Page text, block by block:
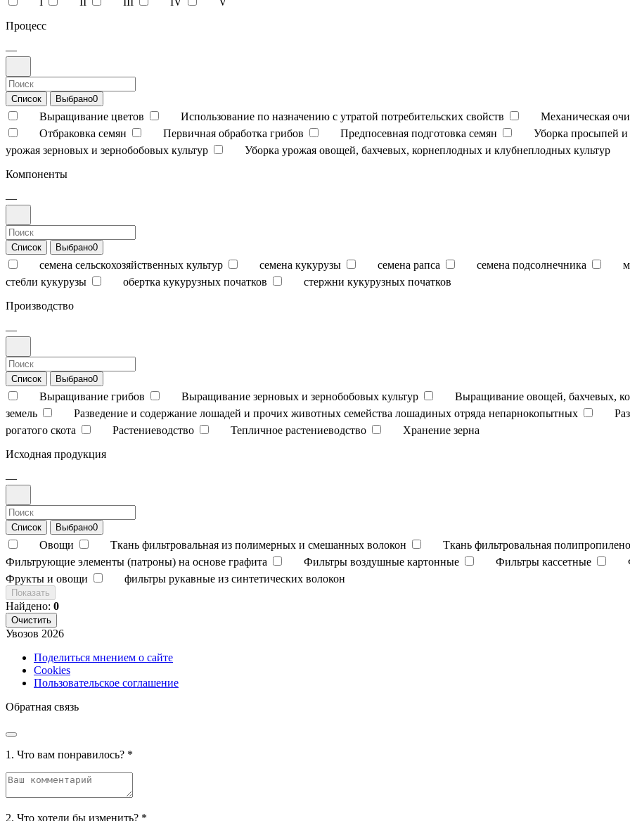
Процесс
—
Список Выбрано0
Выращивание цветов Использование по назначению с утратой потребительских свойств Механическая
Отбраковка семян
Первичная обработка грибов Предпосевная подготовка семян Уборка просыпей и
урожая зерновых и зернобобовых культур
Уборка урожая овощей, бахчевых, корнеплодных и клубнеплодных культур
Компоненты
—
Список Выбрано0
семена сельскохозяйственных культур семена кукурузы семена рапса семена подсолнечника
стебли кукурузы
обертка кукурузных початков
стержни кукурузных початков
Производство
—
Список Выбрано0
Выращивание грибов Выращивание зерновых и зернобобовых культур Выращивание овощей, бахчевых,
земель
Разведение и содержание лошадей и прочих животных семейства лошадиных отряда непарнокопытных
рогатого скота
Растениеводство Тепличное растениеводство
Хранение зерна
Исходная продукция
—
Список Выбрано0
Овощи Ткань фильтровальная из полимерных и смешанных волокон Ткань фильтровальная
Фильтрующие элементы (патроны) на основе графита
Фильтры воздушные картонные Фильтры кассетные
Фрукты и овощи
фильтры рукавные из синтетических волокон
Показать
Найдено: 0
Очистить
Увозов 2026
Поделиться мнением о сайте
Cookies
Пользовательское соглашение
Обратная связь
1. Что вам понравилось? *
2. Что хотели бы изменить? *